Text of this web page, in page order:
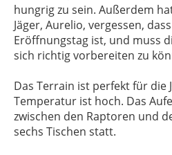
hungrig zu sein. Außerdem
Jäger, Aurelio, vergessen,
Eröffnungstag ist, und muss
sich richtig vorbereiten zu
Das Terrain ist perfekt für die
Temperatur ist hoch. Das
zwischen den Raptoren und
sechs Tischen statt.